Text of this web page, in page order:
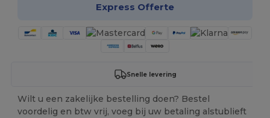
Express Offerte
Snelle levering
Wilt u een zakelijke bestelling doen? Bestel
voordelig en btw vrij, voeg bij uw betaling alstublieft